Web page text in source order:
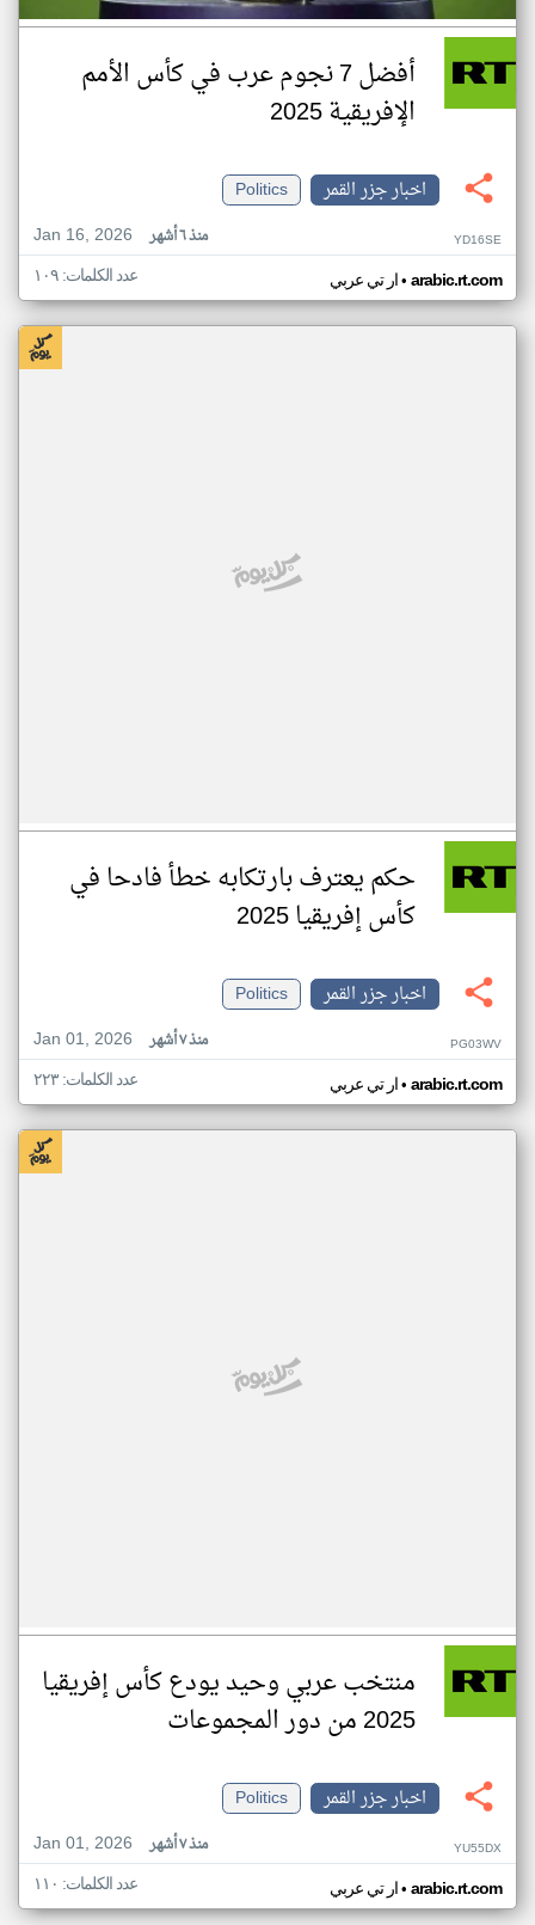
أفضل 7 نجوم عرب في كأس الأمم
الإفريقية 2025
اخبار جزر القمر
Politics
Jan 16, 2026
منذ ٦ أشهر YD16SE
ار تي عربي• arabic.rt.com عدد الكلمات: ١٠٩
حكم يعترف بارتكابه خطأ فادحا في
كأس إفريقيا 2025
اخبار جزر القمر
Politics
Jan 01, 2026
منذ ٧ أشهر PG03WV
ار تي عربي• arabic.rt.com عدد الكلمات: ٢٢٣
منتخب عربي وحيد يودع كأس إفريقيا
2025 من دور المجموعات
اخبار جزر القمر
Politics
Jan 01, 2026
منذ ٧ أشهر YU55DX
ار تي عربي• arabic.rt.com عدد الكلمات: ١١٠